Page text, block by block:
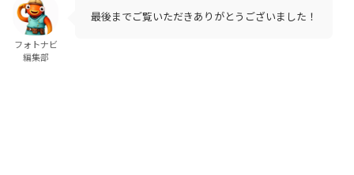
フォトナビ
編集部
最後までご覧いただきありがとうございました！